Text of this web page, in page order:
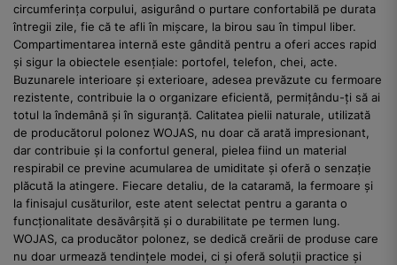
circumferința corpului, asigurând o purtare confortabilă pe durata
întregii zile, fie că te afli în mișcare, la birou sau în timpul liber.
Compartimentarea internă este gândită pentru a oferi acces rapid
și sigur la obiectele esențiale: portofel, telefon, chei, acte.
Buzunarele interioare și exterioare, adesea prevăzute cu fermoare
rezistente, contribuie la o organizare eficientă, permițându-ți să ai
totul la îndemână și în siguranță. Calitatea pielii naturale, utilizată
de producătorul polonez WOJAS, nu doar că arată impresionant,
dar contribuie și la confortul general, pielea fiind un material
respirabil ce previne acumularea de umiditate și oferă o senzație
plăcută la atingere. Fiecare detaliu, de la cataramă, la fermoare și
la finisajul cusăturilor, este atent selectat pentru a garanta o
funcționalitate desăvârșită și o durabilitate pe termen lung.
WOJAS, ca producător polonez, se dedică creării de produse care
nu doar urmează tendințele modei, ci și oferă soluții practice și